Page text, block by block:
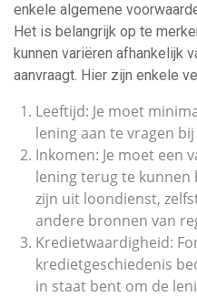
enkele algemene
Het is belangrijk op te
kunnen variëren afhankelijk
aanvraagt. Hier zijn enkele
Leeftijd: Je moet
lening aan te vragen
Inkomen: Je moet een
lening terug te kunnen
zijn uit loondienst,
andere bronnen van
Kredietwaardigheid:
kredietgeschiedenis
in staat bent om de